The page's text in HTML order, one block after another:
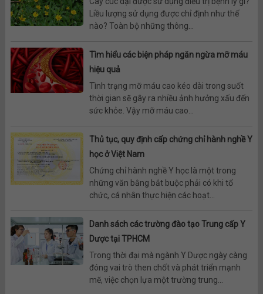
Liều lượng sử dụng được chỉ định như thế
nào? Toàn bộ những thông...
Tìm hiểu các biện pháp ngăn ngừa mỡ máu
hiệu quả
Tình trạng mỡ máu cao kéo dài trong suốt
thời gian sẽ gây ra nhiều ảnh hưởng xấu đến
sức khỏe. Vậy mỡ máu cao...
Thủ tục, quy định cấp chứng chỉ hành nghề Y
học ở Việt Nam
Chứng chỉ hành nghề Y học là một trong
những văn bằng bắt buộc phải có khi tổ
chức, cá nhân thực hiện các hoạt...
Danh sách các trường đào tạo Trung cấp Y
Dược tại TPHCM
Trong thời đại mà ngành Y Dược ngày càng
đóng vai trò then chốt và phát triển mạnh
mẽ, việc chọn lựa một trường trung...